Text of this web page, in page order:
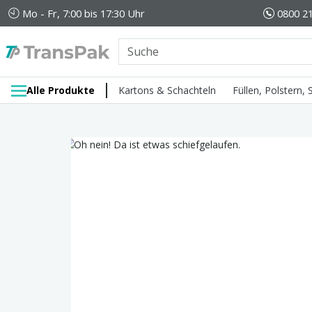
Mo - Fr, 7:00 bis 17:30 Uhr 0800
Alle Produkte Kartons & Schachteln Füllen, Polstern,